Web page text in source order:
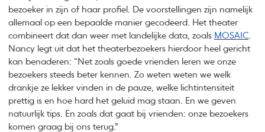
bezoeker in zijn of haar profiel. De voorstellingen zijn namelijk
allemaal op een bepaalde manier gecodeerd. Het theater
combineert dat dan weer met landelijke data, zoals MOSAIC
Nancy legt uit dat het theaterbezoekers hierdoor heel gericht
kan benaderen: “Net zoals goede vrienden leren we onze
bezoekers steeds beter kennen. Zo weten weten we welk
drankje ze lekker vinden in de pauze, welke lichtintensiteit
prettig is en hoe hard het geluid mag staan. En we geven
natuurlijk tips. En zoals dat gaat bij vrienden: onze bezoekers
komen graag bij ons terug.”